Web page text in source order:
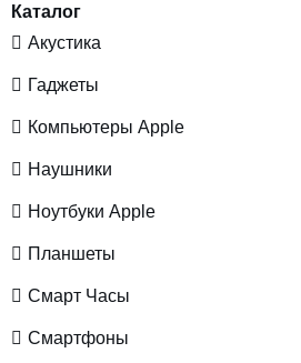
Каталог
Акустика
Гаджеты
Компьютеры Apple
Наушники
Ноутбуки Apple
Планшеты
Смарт Часы
Смартфоны